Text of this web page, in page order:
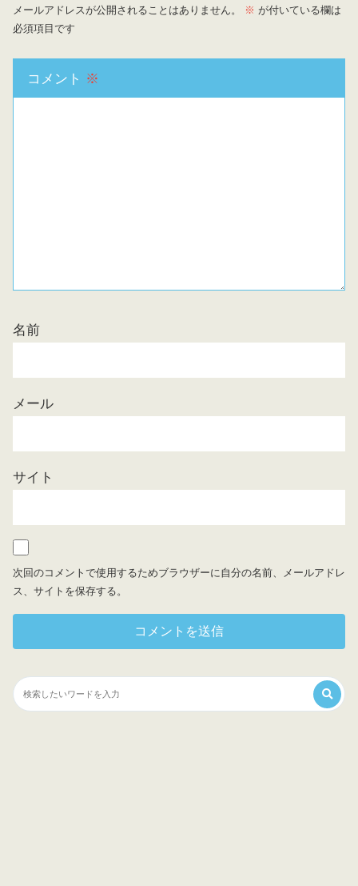
メールアドレスが公開されることはありません。 ※ が付いている欄は
必須項目です
コメント ※
名前
メール
サイト
次回のコメントで使用するためブラウザーに自分の名前、メールアドレ
ス、サイトを保存する。